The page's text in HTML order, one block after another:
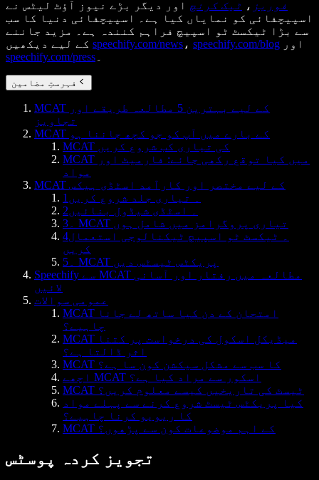
فوربز ، ٹیک کرنچ اور دیگر بڑے نیوز آؤٹ لیٹس نے
اسپیچفائی کو نمایاں کیا ہے۔ اسپیچفائی دنیا کا سب
سے بڑا ٹیکسٹ ٹو اسپیچ فراہم کنندہ ہے۔ مزید جاننے
speechify.com/news ، speechify.com/blog اور
speechify.com/press
فہرستِ مضامین
MCAT کے لیے بہترین 5 مطالعہ طریقے اور
تجاویز
MCAT کے بارے میں آپ کو جو کچھ جاننا ہو
MCAT کی تیاری کب شروع کریں
MCAT میں کیا توقع رکھی جائے: فارمیٹ اور
مواد
MCAT کے لیے مختصر اور کارآمد اسٹڈی ہیکس
1۔ تیاری جلد شروع کریں
2۔ اسٹڈی شیڈول بنائیں
3۔ MCAT تیاری پروگرامز میں شامل ہوں
4۔ ٹیکسٹ ٹو اسپیچ ٹیکنالوجی استعمال
کریں
5۔ MCAT پریکٹس ٹیسٹس دیں
Speechify سے MCAT مطالعہ میں رفتار اور آسانی
لائیں
عمومی سوالات
MCAT امتحان کے دن کیا ساتھ لے جانا
چاہیے؟
MCAT میڈیکل اسکول کی درخواست پر کتنا
اثر ڈالتا ہے؟
MCAT کا سب سے مشکل سیکشن کون سا ہے؟
اچھے MCAT اسکور سے مراد کیا ہے؟
MCAT ٹیسٹ کی تاریخیں کیسے معلوم کریں؟
کیا پریکٹس ٹیسٹ شروع کرنے سے پہلے مواد
کا ریویو کرنا چاہیے؟
MCAT کے اہم موضوعات کون سے پڑھوں؟
تجویز کردہ پوسٹس